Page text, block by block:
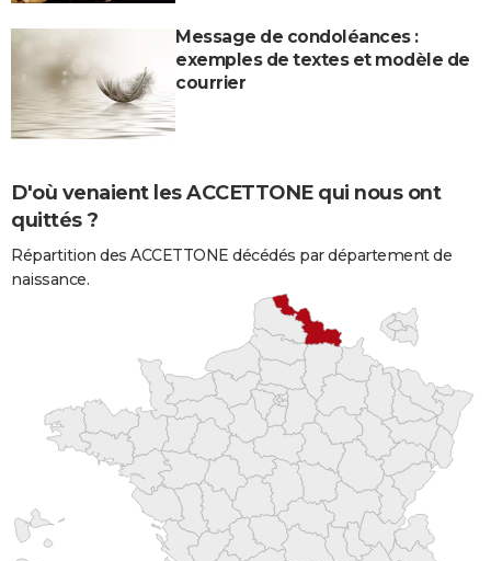
Message de condoléances :
exemples de textes et modèle de
courrier
D'où venaient les ACCETTONE qui nous ont
quittés ?
Répartition des ACCETTONE décédés par département de
naissance.